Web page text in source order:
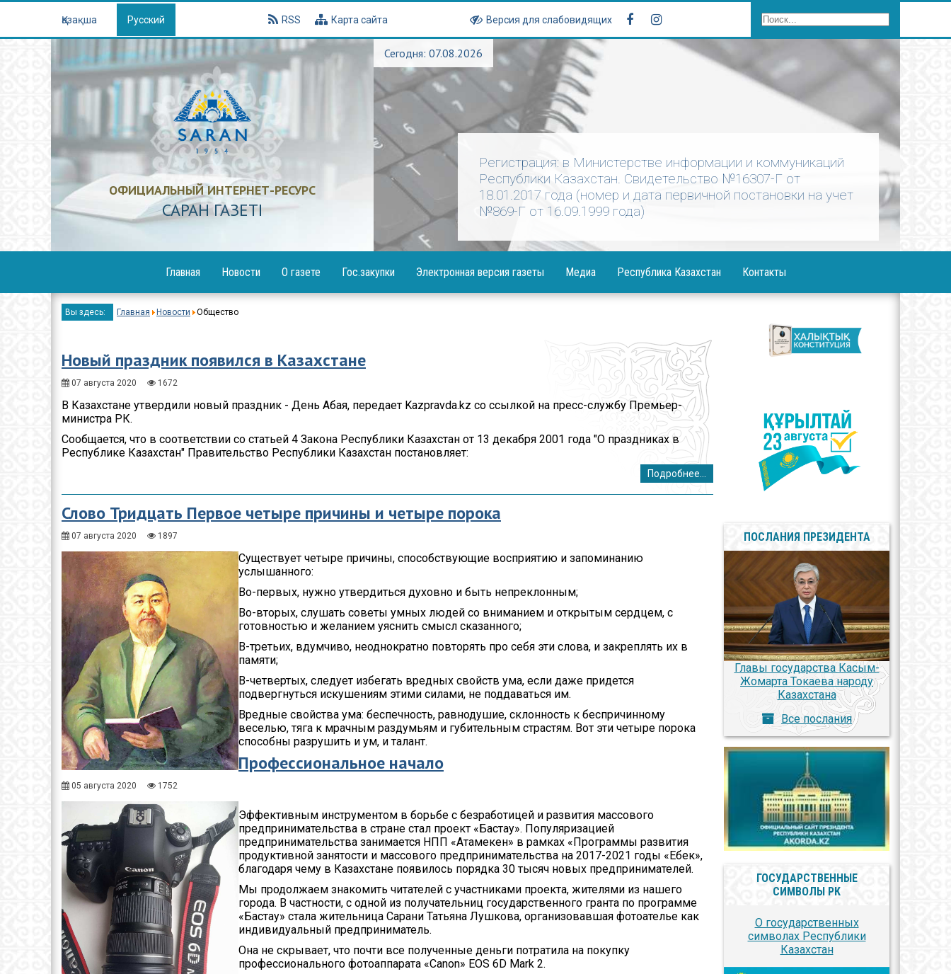
Қазақша Русский RSS Карта сайта Версия для слабовидящих
ОФИЦИАЛЬНЫЙ ИНТЕРНЕТ-РЕСУРС
САРАН ГАЗЕТI
Сегодня: 07.08.2026
Регистрация: в Министерстве информации и коммуникаций
Республики Казахстан. Свидетельство №16307-Г от
18.01.2017 года (номер и дата первичной постановки на учет
№869-Г от 16.09.1999 года)
Главная
Новости
Образование
Здравоохранение
Неотложка
В городском акимате
Ими гордится город
Школьные будни
Коммунальная сфера
О газете
Гос.закупки
Объявления
закупок
Электронная версия газеты
Медиа
Фотогалерея
Республика Казахстан
Послания Президента
Вопросы противодействия
коррупции
Контакты
Вы здесь: Главная Новости Общество
Новый праздник появился в Казахстане
07 августа 2020 1672
В Казахстане утвердили новый праздник - День Абая, передает Kazpravda.kz со ссылкой на пресс-службу Премьер-
министра РК.
Сообщается, что в соответствии со статьей 4 Закона Республики Казахстан от 13 декабря 2001 года "О праздниках в
Республике Казахстан" Правительство Республики Казахстан постановляет:
Подробнее...
Слово Тридцать Первое четыре причины и четыре порока
07 августа 2020 1897
Существует четыре причины, способствующие восприятию и запоминанию
услышанного:
Во-первых, нужно утвердиться духовно и быть непреклонным;
Во-вторых, слушать советы умных людей со вниманием и открытым сердцем, с
готовностью и желанием уяснить смысл сказанного;
В-третьих, вдумчиво, неоднократно повторять про себя эти слова, и закреплять их в
памяти;
В-четвертых, следует избегать вредных свойств ума, если даже придется
подвергнуться искушениям этими силами, не поддаваться им.
Вредные свойства ума: беспечность, равнодушие, склонность к беспричинному
веселью, тяга к мрачным раздумьям и губительным страстям. Вот эти четыре порока
способны разрушить и ум, и талант.
Профессиональное начало
05 августа 2020 1752
Эффективным инструментом в борьбе с безработицей и развития массового
предпринимательства в стране стал проект «Бастау». Популяризацией
предпринимательства занимается НПП «Атамекен» в рамках «Программы развития
продуктивной занятости и массового предпринимательства на 2017-2021 годы «Еңбек»,
благодаря чему в Казахстане появилось порядка 30 тысяч новых предпринимателей.
Мы продолжаем знакомить читателей с участниками проекта, жителями из нашего
города. В частности, с одной из получательниц государственного гранта по программе
«Бастау» стала жительница Сарани Татьяна Лушкова, организовавшая фотоателье как
индивидуальный предприниматель.
Она не скрывает, что почти все полученные деньги потратила на покупку
профессионального фотоаппарата «Canon» EOS 6D Mark 2.
ПОСЛАНИЯ ПРЕЗИДЕНТА
Главы государства Касым-
Жомарта Токаева народу
Казахстана
Все послания
ГОСУДАРСТВЕННЫЕ
СИМВОЛЫ РК
О государственных
символах Республики
Казахстан